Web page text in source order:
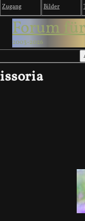
Zugang Bilder
Forum
2003-2026
issoria